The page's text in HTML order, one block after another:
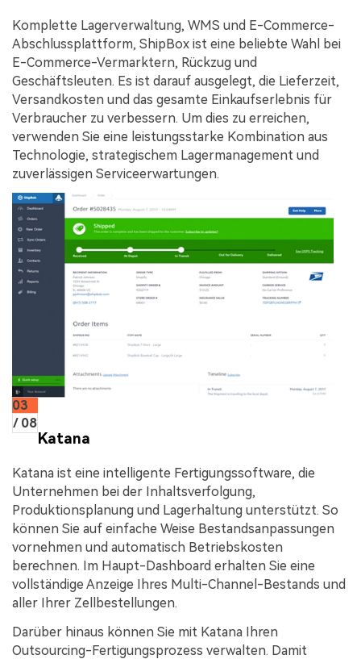
Komplette Lagerverwaltung, WMS und E-Commerce-
Abschlussplattform, ShipBox ist eine beliebte Wahl bei
E-Commerce-Vermarktern, Rückzug und
Geschäftsleuten. Es ist darauf ausgelegt, die Lieferzeit,
Versandkosten und das gesamte Einkaufserlebnis für
Verbraucher zu verbessern. Um dies zu erreichen,
verwenden Sie eine leistungsstarke Kombination aus
Technologie, strategischem Lagermanagement und
zuverlässigen Serviceerwartungen.
03
/ 08
Katana
Katana ist eine intelligente Fertigungssoftware, die
Unternehmen bei der Inhaltsverfolgung,
Produktionsplanung und Lagerhaltung unterstützt. So
können Sie auf einfache Weise Bestandsanpassungen
vornehmen und automatisch Betriebskosten
berechnen. Im Haupt-Dashboard erhalten Sie eine
vollständige Anzeige Ihres Multi-Channel-Bestands und
aller Ihrer Zellbestellungen.
Darüber hinaus können Sie mit Katana Ihren
Outsourcing-Fertigungsprozess verwalten. Damit